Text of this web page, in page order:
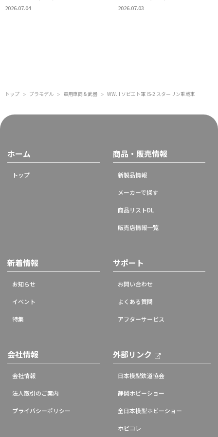
2026.07.04 2026.07.03
トップ ＞ プラモデル ＞ 軍用車両 & 武器 ＞ WW.II ソビエト軍 IS-2 スターリン重戦車
ホーム
トップ
商品・販売情報
新製品情報
メーカーで探す
商品リストDL
販売店情報一覧
新着情報
お知らせ
イベント
特集
サポート
お問い合わせ
よくある質問
アフターサービス
会社情報
会社情報
法人取引のご案内
プライバシーポリシー
外部リンク
日本模型鉄道協会
静岡ホビーショー
全日本模型ホビーショー
ホビコレ